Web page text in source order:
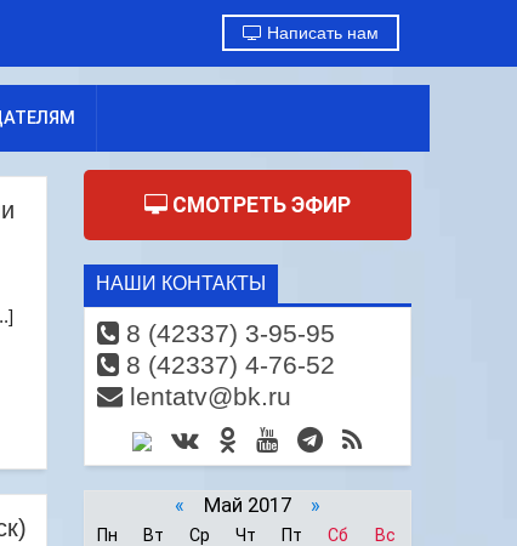
Написать нам
СМОТРЕТЬ ЭФИР
НАШИ КОНТАКТЫ
8 (42337) 3-95-95
8 (42337) 4-76-52
lentatv@bk.ru
« Май 2017 »
Пн Вт Ср Чт Пт Сб
Вс